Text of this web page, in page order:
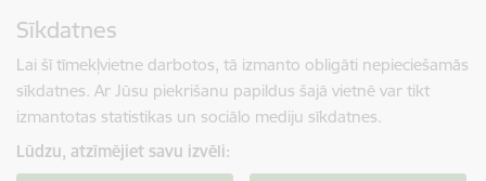
Sīkdatnes
Lai šī tīmekļvietne darbotos, tā izmanto obligāti nepieciešamās
sīkdatnes. Ar Jūsu piekrišanu papildus šajā vietnē var tikt
izmantotas statistikas un sociālo mediju sīkdatnes.
Lūdzu, atzīmējiet savu izvēli: